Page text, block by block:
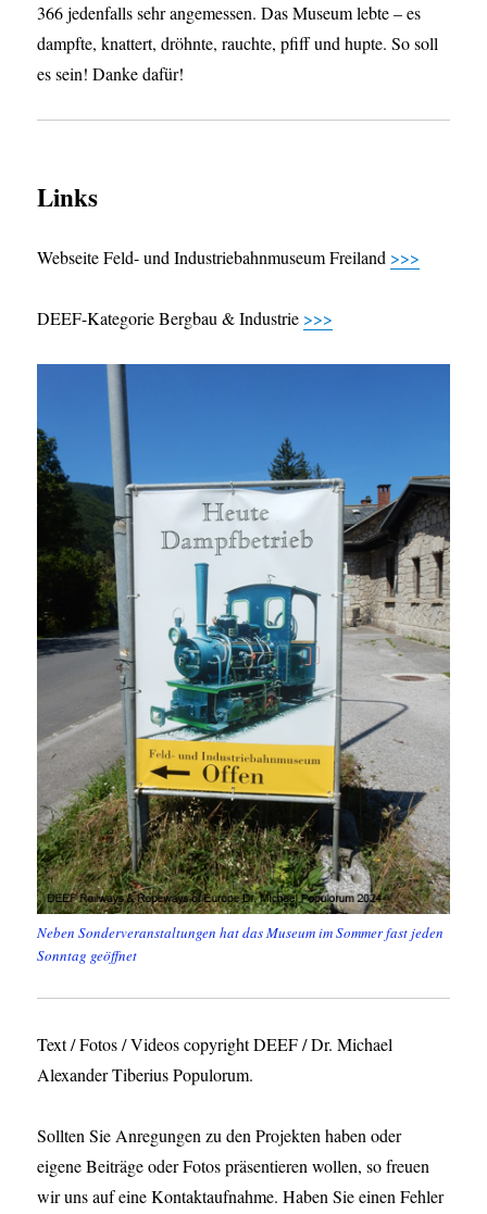
366 jedenfalls sehr angemessen. Das Museum lebte – es
dampfte, knattert, dröhnte, rauchte, pfiff und hupte. So soll
es sein! Danke dafür!
Links
Webseite Feld- und Industriebahnmuseum Freiland >>>
DEEF-Kategorie Bergbau & Industrie >>>
Neben Sonderveranstaltungen hat das Museum im Sommer fast jeden
Sonntag geöffnet
Text / Fotos / Videos copyright DEEF / Dr. Michael
Alexander Tiberius Populorum.
Sollten Sie Anregungen zu den Projekten haben oder
eigene Beiträge oder Fotos präsentieren wollen, so freuen
wir uns auf eine Kontaktaufnahme. Haben Sie einen Fehler